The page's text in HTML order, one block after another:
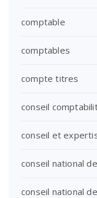
comptable
comptables
compte titres
conseil
conseil et
conseil national
conseil national